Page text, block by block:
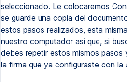
seleccionado. Le colocaremos
se guarde una copia del
estos pasos realizados, esta
nuestro computador así que, si
debes repetir estos mismos pasos
la firma que ya configuraste con